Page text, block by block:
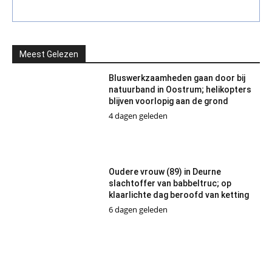
Meest Gelezen
Bluswerkzaamheden gaan door bij
natuurband in Oostrum; helikopters
blijven voorlopig aan de grond
4 dagen geleden
Oudere vrouw (89) in Deurne
slachtoffer van babbeltruc; op
klaarlichte dag beroofd van ketting
6 dagen geleden